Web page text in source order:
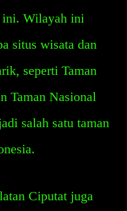
ini. Wilayah ini
situs wisata dan
seperti Taman
Taman Nasional
salah satu taman
Ciputat juga